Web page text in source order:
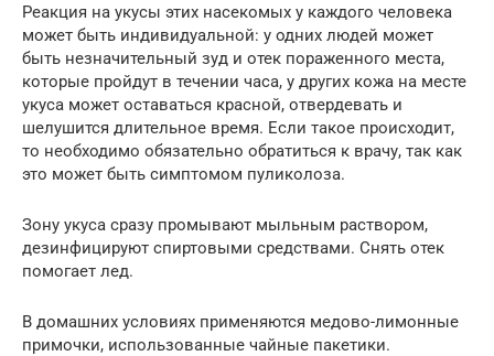
Реакция на укусы этих насекомых у каждого человека
может быть индивидуальной: у одних людей может
быть незначительный зуд и отек пораженного места,
которые пройдут в течении часа, у других кожа на месте
укуса может оставаться красной, отвердевать и
шелушится длительное время. Если такое происходит,
то необходимо обязательно обратиться к врачу, так как
это может быть симптомом пуликолоза.
Зону укуса сразу промывают мыльным раствором,
дезинфицируют спиртовыми средствами. Снять отек
помогает лед.
В домашних условиях применяются медово-лимонные
примочки, использованные чайные пакетики.